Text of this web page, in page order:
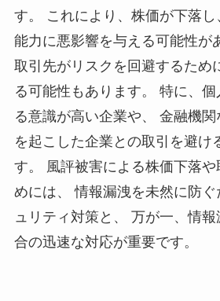
す。 これにより、株価が下落
能力に悪影響を与える可能性が
取引先がリスクを回避するため
る可能性もあります。 特に、
る意識が高い企業や、 金融機
を起こした企業との取引を避け
す。 風評被害による株価下落
めには、 情報漏洩を未然に防
ュリティ対策と、 万が一、情
合の迅速な対応が重要です。